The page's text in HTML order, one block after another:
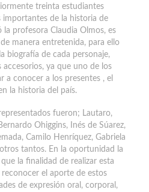
treinta estudiantes
importantes de la historia de
la profesora Claudia Olmos, es
manera entretenida, para ello
biografía de cada personaje,
ya que uno de los
a conocer a los presentes , el
la historia del país.
fueron; Lautaro,
Ohiggins, Inés de Súarez,
Camilo Henríquez, Gabriela
tantos. En la oportunidad la
la finalidad de realizar esta
el aporte de estos
de expresión oral, corporal,